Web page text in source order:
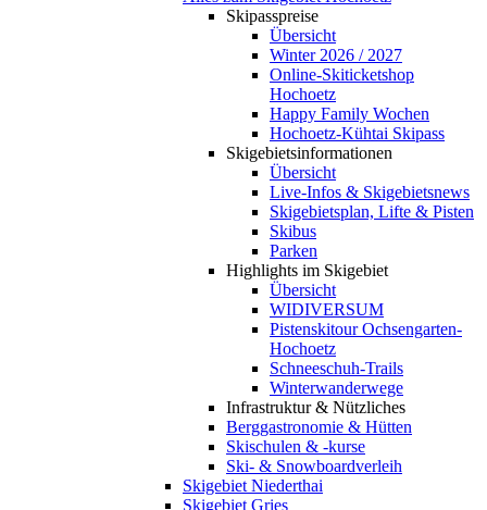
Skipasspreise
Übersicht
Winter 2026 / 2027
Online-Skiticketshop
Hochoetz
Happy Family Wochen
Hochoetz-Kühtai Skipass
Skigebietsinformationen
Übersicht
Live-Infos & Skigebietsnews
Skigebietsplan, Lifte & Pisten
Skibus
Parken
Highlights im Skigebiet
Übersicht
WIDIVERSUM
Pistenskitour Ochsengarten-
Hochoetz
Schneeschuh-Trails
Winterwanderwege
Infrastruktur & Nützliches
Berggastronomie & Hütten
Skischulen & -kurse
Ski- & Snowboardverleih
Skigebiet Niederthai
Skigebiet Gries